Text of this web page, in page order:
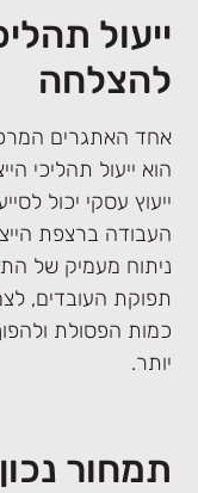
ייעול
להצלחה
אחד האתגרים
הוא ייעול תהליכי
ייעוץ עסקי יכול
העבודה ברצפת
ניתוח מעמיק של
תפוקת העובדים,
כמות הפסולת
יותר.
תמחור